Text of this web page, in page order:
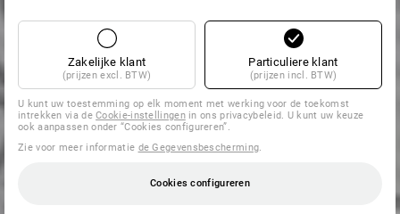
Zakelijke klant
(prijzen excl. BTW)
Particuliere klant
(prijzen incl. BTW)
U kunt uw toestemming op elk moment met werking voor de toekomst
intrekken via deCookie-instellingenin ons privacybeleid. U kunt uw keuze
ook aanpassen onder “Cookies configureren”.
Zie voor meer informatie de Gegevensbescherming.
Cookies configureren